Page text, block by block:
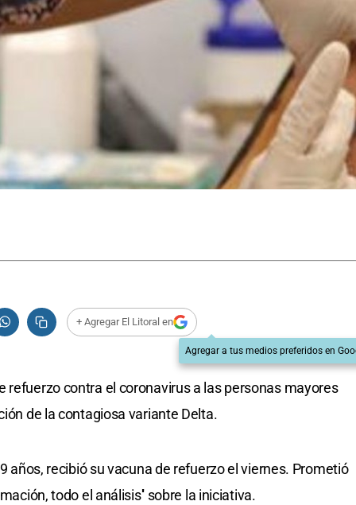
+ Agregar El Litoral en
Agregar a tus medios preferidos en
refuerzo contra el coronavirus a las personas mayores
de la contagiosa variante Delta.
años, recibió su vacuna de refuerzo el viernes. Prometió
todo el análisis'' sobre la iniciativa.